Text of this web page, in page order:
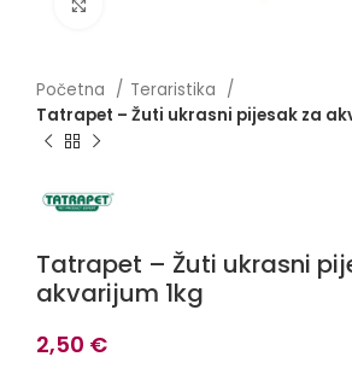
Početna
Teraristika
Tatrapet – Žuti ukrasni pijesak za
Tatrapet – Žuti ukrasni
akvarijum 1kg
2,50 €